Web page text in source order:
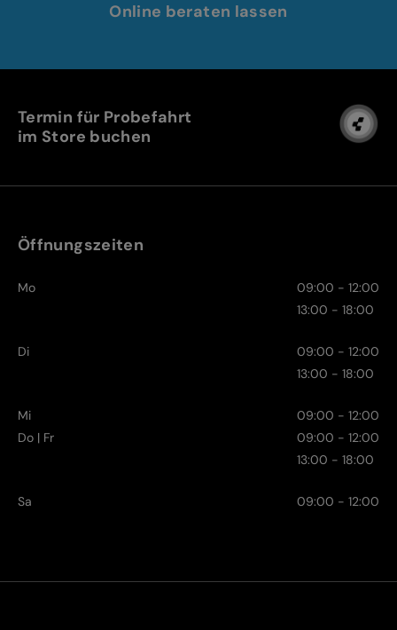
Online beraten lassen
Termin für Probefahrt
im Store buchen
Öffnungszeiten
Mo
09:00 - 12:00
13:00 - 18:00
Di
09:00 - 12:00
13:00 - 18:00
Mi
09:00 - 12:00
Do | Fr
09:00 - 12:00
13:00 - 18:00
Sa 09:00 - 12:00